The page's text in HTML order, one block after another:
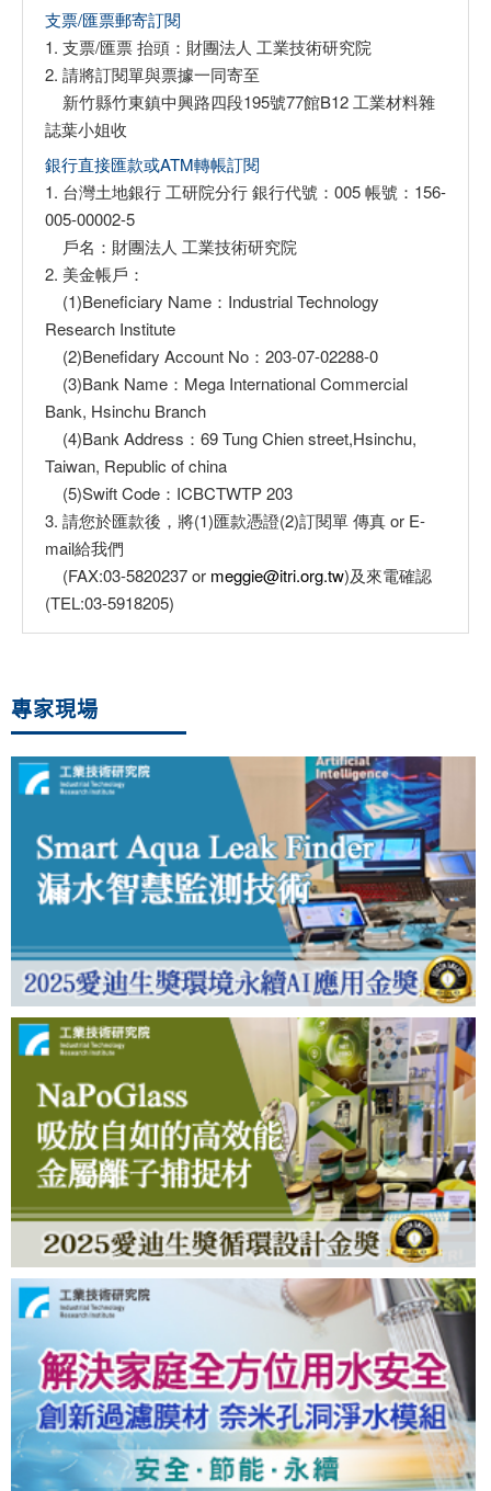
支票/匯票郵寄訂閱
1. 支票/匯票 抬頭：財團法人 工業技術研究院
2. 請將訂閱單與票據一同寄至
新竹縣竹東鎮中興路四段195號77館B12 工業材料雜
誌葉小姐收
銀行直接匯款或ATM轉帳訂閱
1. 台灣土地銀行 工研院分行 銀行代號：005 帳號：156-
005-00002-5
戶名：財團法人 工業技術研究院
2. 美金帳戶：
(1)Beneficiary Name：Industrial Technology
Research Institute
(2)Benefidary Account No：203-07-02288-0
(3)Bank Name：Mega International Commercial
Bank, Hsinchu Branch
(4)Bank Address：69 Tung Chien street,Hsinchu,
Taiwan, Republic of china
(5)Swift Code：ICBCTWTP 203
3. 請您於匯款後，將(1)匯款憑證(2)訂閱單 傳真 or E-
mail給我們
(FAX:03-5820237 or meggie@itri.org.tw)及來電確認
(TEL:03-5918205)
專家現場